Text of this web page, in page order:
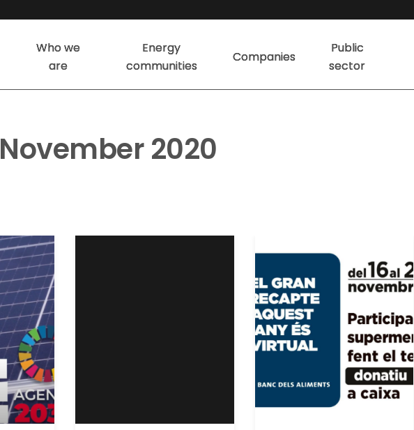
Who we
are
Energy
communities
Companies
Public
sector
November 2020